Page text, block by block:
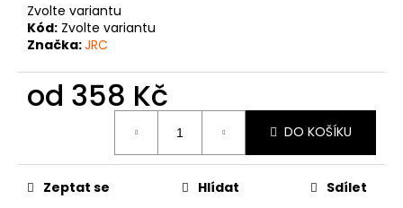
Zvolte variantu
Kód: Zvolte variantu
Značka:JRC
od 358 Kč
DO KOŠÍKU
Zeptat se Hlídat Sdílet
p
o
m